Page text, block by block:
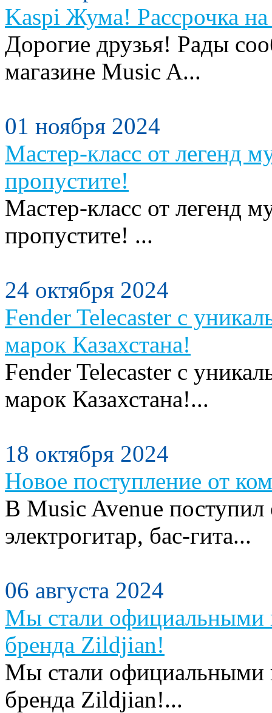
Kaspi Жума! Рассрочка на
Дорогие друзья! Рады
магазине Music A...
01 ноября 2024
Мастер-класс от легенд
пропустите!
Мастер-класс от легенд
пропустите! ...
24 октября 2024
Fender Telecaster с
марок Казахстана!
Fender Telecaster с
марок Казахстана!...
18 октября 2024
Новое поступление от
В Music Avenue
электрогитар, бас-гита...
06 августа 2024
Мы стали официальными
бренда Zildjian!
Мы стали официальными
бренда Zildjian!...